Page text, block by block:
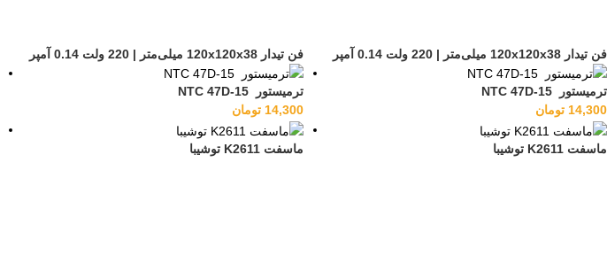
فن تیدار 120x120x38 میلی‌متر | 220 ولت 0.14 آمپر
ترمیستور NTC 47D-15
14,300 تومان
ماسفت K2611 توشيبا
فن تیدار 120x120x38 میلی‌متر | 220 ولت 0.14 آمپر
ترمیستور NTC 47D-15
14,300 تومان
ماسفت K2611 توشيبا